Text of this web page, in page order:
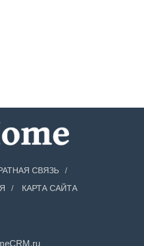
СВЯЗЬ
КАРТА САЙТА